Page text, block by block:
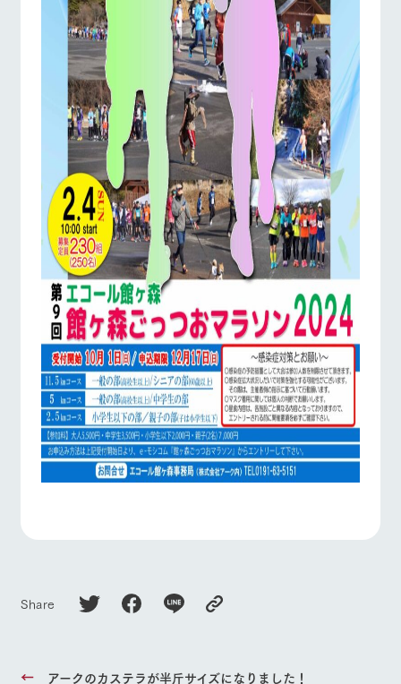
Share
アークのカステラが半斤サイズになりました！